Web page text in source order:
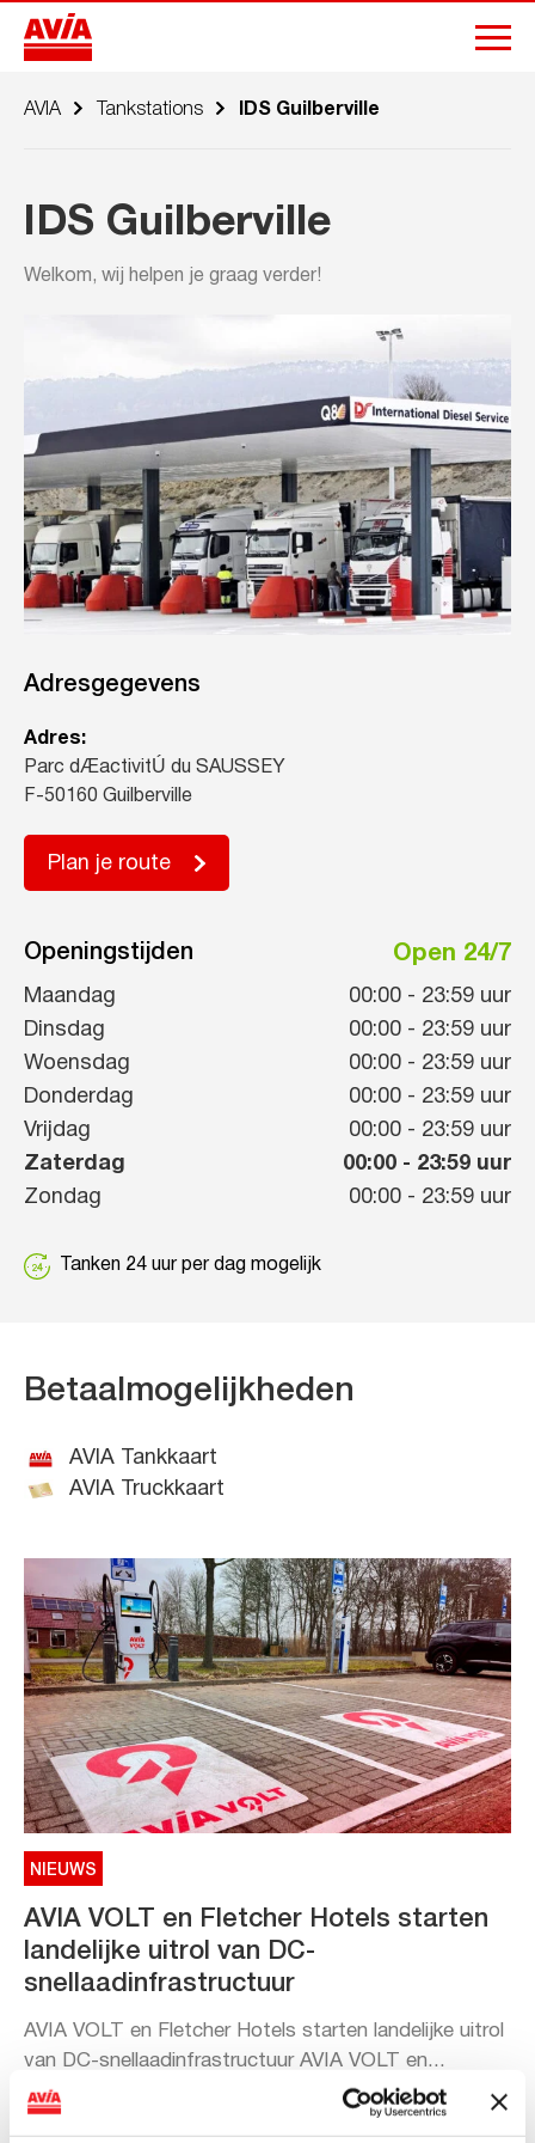
AVIA Tankstations IDS Guilberville
IDS Guilberville
Welkom, wij helpen je graag verder!
Adresgegevens
Adres:
Parc dÆactivitÚ du SAUSSEY
F-50160 Guilberville
Plan je route
Openingstijden Open 24/7
Maandag 00:00 - 23:59 uur
Dinsdag
00:00 - 23:59 uur
Woensdag
00:00 - 23:59 uur
Donderdag
00:00 - 23:59 uur
Vrijdag
00:00 - 23:59 uur
Zaterdag
00:00 - 23:59 uur
Zondag
00:00 - 23:59 uur
Tanken 24 uur per dag mogelijk
Betaalmogelijkheden
AVIA Tankkaart
AVIA Truckkaart
NIEUWS
AVIA VOLT en Fletcher Hotels starten
landelijke uitrol van DC-
snellaadinfrastructuur
AVIA VOLT en Fletcher Hotels starten landelijke uitrol
van DC-snellaadinfrastructuur AVIA VOLT en...
Lees verder